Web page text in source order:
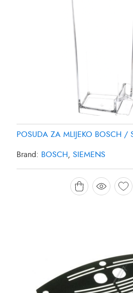
POSUDA ZA MLIJEKO BOSCH /
Brand: BOSCH SIEMENS